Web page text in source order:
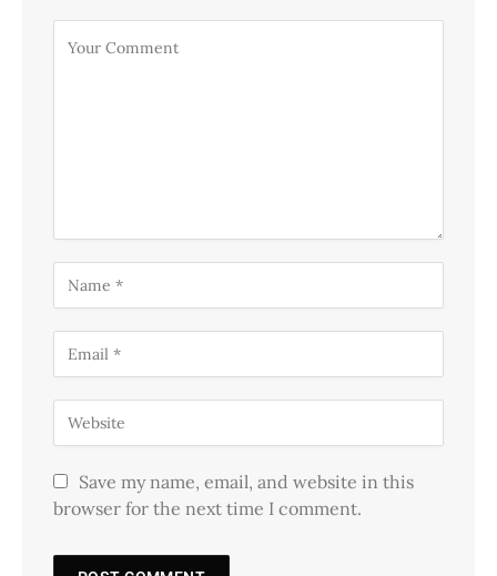
Save my name, email, and website in this
browser for the next time I comment.